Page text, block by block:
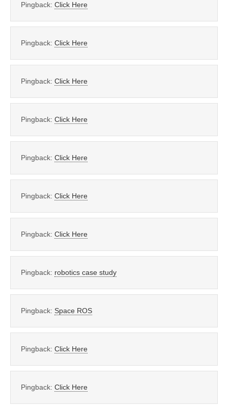
Pingback: Click Here
Pingback: Click Here
Pingback: Click Here
Pingback: Click Here
Pingback: Click Here
Pingback: Click Here
Pingback: Click Here
Pingback: robotics case study
Pingback: Space ROS
Pingback: Click Here
Pingback: Click Here